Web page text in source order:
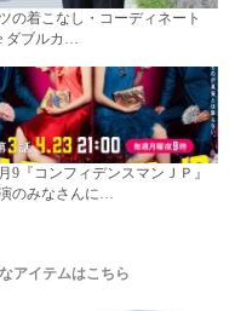
の着こなし・コーディネート
ダブルカ…
9『コンフィデンスマンＪＰ』
のみなさんに…
アイテムはこちら